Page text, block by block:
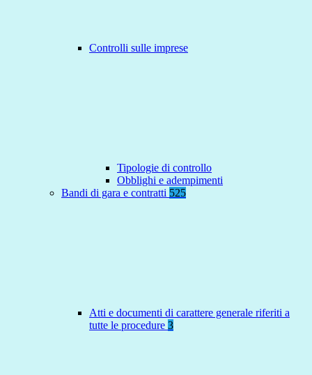
Controlli sulle imprese
Tipologie di controllo
Obblighi e adempimenti
Bandi di gara e contratti 525
Atti e documenti di carattere generale riferiti a
tutte le procedure 3